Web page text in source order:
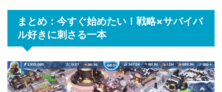
まとめ：今すぐ始めたい！戦略×サバイバ
ル好きに刺さる一本